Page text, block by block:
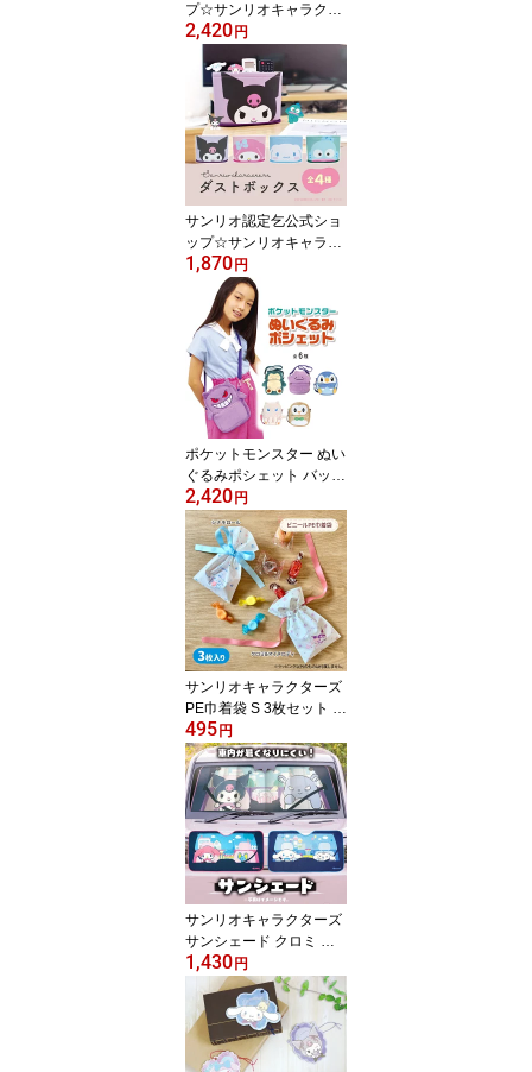
プ☆サンリオキャラクタ
ーズ ぬいぐるみポシェッ
ト バッグ ショルダー ス
マホ ポケット 推し活 お
給仕バッグ キャラクター
グッズ
2,420 円
サンリオ認定乞公式ショ
ップ☆サンリオキャラク
ターズ ダストボックス
ゴミ箱 クロミ マイメロ
ディ シナモロール ハン
ギョドン カー用品 キャ
ラクター グッズ
1,870 円
ポケットモンスター ぬい
ぐるみポシェット バッグ
ショルダー スマホ ポケ
ット キャラクター
2,420 円
サンリオキャラクターズ
PE巾着袋 S 3枚セット ク
ロミ＆マイメロディ シナ
モロール プレゼント ギ
フト ラッピング キャラ
クター グッズ
495 円
サンリオキャラクターズ
サンシェード クロミ マ
イメロディ シナモロール
カー用品 日よけ キャラ
クター グッズ
1,430 円